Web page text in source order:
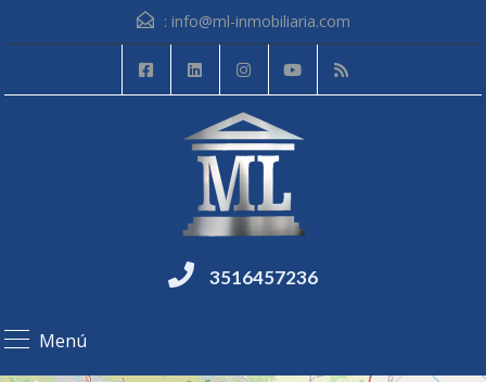
: info@ml-inmobiliaria.com
3516457236
Menú